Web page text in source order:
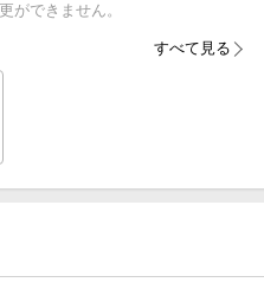
ができません。
すべて見る